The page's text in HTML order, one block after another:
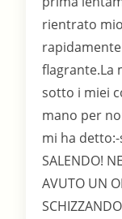
rientrato
flagrante.La
sotto i miei
mano per
mi ha detto:-
SALENDO!
AVUTO UN